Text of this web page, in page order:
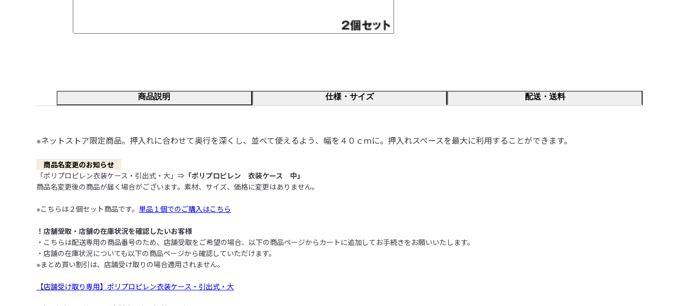
商品説明 仕様・サイズ 配送・送料
※ネットストア限定商品。押入れに合わせて奥行を深くし、並べて使えるよう、幅を４０ｃｍに。押入れスペースを最大に利用することができます。
商品名変更のお知らせ
「ポリプロピレン衣装ケース・引出式・大」⇒ 「ポリプロピレン　衣装ケース　中」
商品名変更後の商品が届く場合がございます。素材、サイズ、価格に変更はありません。
※こちらは２個セット商品です。 単品１個でのご購入はこちら
！店舗受取・店舗の在庫状況を確認したいお客様
・こちらは配送専用の商品番号のため、店舗受取をご希望の場合、以下の商品ページからカートに追加してお手続きをお願いいたします。
・店舗の在庫状況についても以下の商品ページから確認していただけます。
※まとめ買い割引は、店舗受け取りの場合適用されません。
【店舗受け取り専用】ポリプロピレン衣装ケース・引出式・大